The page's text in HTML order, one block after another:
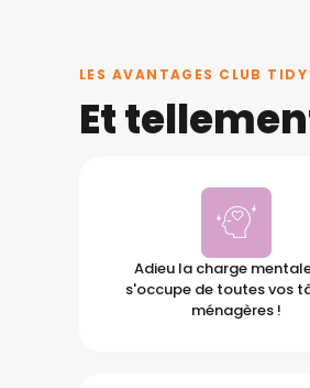
LES AVANTAGES CLUB TIDY
Et
Adieu la charge
s'occupe de toutes vos
ménagères !